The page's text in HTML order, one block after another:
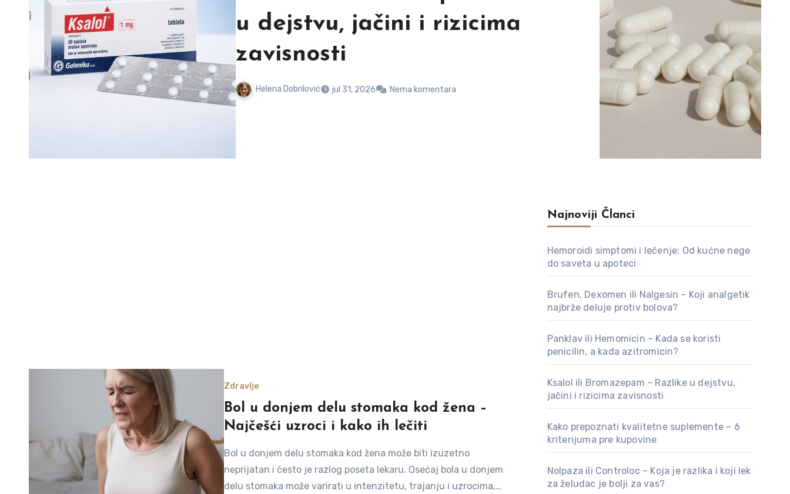
suplemente – 6 kriterijuma pre
Helena Dobrilović
Zdravlje
Bol u donjem delu stomaka kod žena –
Najčešći uzroci i kako ih lečiti
Bol u donjem delu stomaka kod žena može biti izuzetno
neprijatan i često je razlog poseta lekaru. Osećaj bola u donjem
delu stomaka može varirati u intenzitetu, trajanju i uzrocima,…
Najnoviji Članci
Hemoroidi simptomi i lečenje: Od kućne nege
do saveta u apoteci
Brufen, Dexomen ili Nalgesin – Koji analgetik
najbrže deluje protiv bolova?
Panklav ili Hemomicin – Kada se koristi
penicilin, a kada azitromicin?
Ksalol ili Bromazepam – Razlike u dejstvu,
jačini i rizicima zavisnosti
Kako prepoznati kvalitetne suplemente – 6
kriterijuma pre kupovine
Nolpaza ili Controloc – Koja je razlika i koji lek
za želudac je bolji za vas?